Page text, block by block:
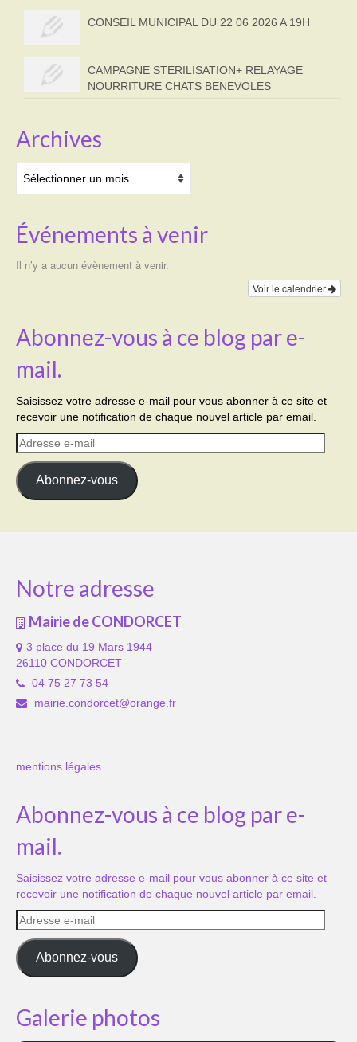
CONSEIL MUNICIPAL DU 22 06 2026 A 19H
CAMPAGNE STERILISATION+ RELAYAGE
NOURRITURE CHATS BENEVOLES
Archives
Événements à venir
Il n’y a aucun évènement à venir.
Voir le calendrier
Abonnez-vous à ce blog par e-
mail.
Saisissez votre adresse e-mail pour vous abonner à ce site et
recevoir une notification de chaque nouvel article par email.
Adresse
e-
mail
Abonnez-vous
Notre adresse
Mairie de CONDORCET
3 place du 19 Mars 1944
26110 CONDORCET
04 75 27 73 54
mairie.condorcet@orange.fr
mentions légales
Abonnez-vous à ce blog par e-
mail.
Saisissez votre adresse e-mail pour vous abonner à ce site et
recevoir une notification de chaque nouvel article par email.
Adresse
e-
mail
Abonnez-vous
Galerie photos